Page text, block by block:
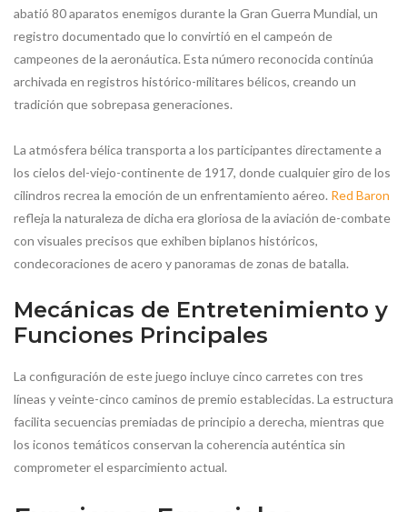
abatió 80 aparatos enemigos durante la Gran Guerra Mundial, un
registro documentado que lo convirtió en el campeón de
campeones de la aeronáutica. Esta número reconocida continúa
archivada en registros histórico-militares bélicos, creando un
tradición que sobrepasa generaciones.
La atmósfera bélica transporta a los participantes directamente a
los cielos del-viejo-continente de 1917, donde cualquier giro de los
cilindros recrea la emoción de un enfrentamiento aéreo. Red Baron
refleja la naturaleza de dicha era gloriosa de la aviación de-combate
con visuales precisos que exhiben biplanos históricos,
condecoraciones de acero y panoramas de zonas de batalla.
Mecánicas de Entretenimiento y
Funciones Principales
La configuración de este juego incluye cinco carretes con tres
líneas y veinte-cinco caminos de premio establecidas. La estructura
facilita secuencias premiadas de principio a derecha, mientras que
los iconos temáticos conservan la coherencia auténtica sin
comprometer el esparcimiento actual.